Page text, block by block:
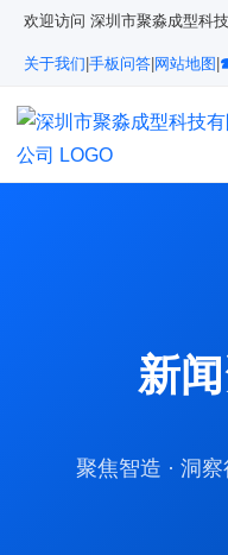
欢迎访问 深圳市聚淼成型科
关于我们 手板问答 网站地图
新
聚焦智造 · 洞